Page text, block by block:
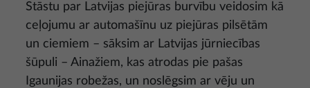
Stāstu par Latvijas piejūras burvību veidosim kā
ceļojumu ar automašīnu uz piejūras pilsētām
un ciemiem – sāksim ar Latvijas jūrniecības
šūpuli – Ainažiem, kas atrodas pie pašas
Igaunijas robežas, un noslēgsim ar vēju un